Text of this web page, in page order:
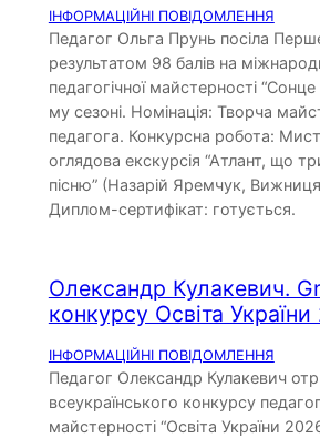
ІНФОРМАЦІЙНІ ПОВІДОМЛЕННЯ
Педагог Ольга Прунь посіла
результатом 98 балів на
педагогічної майстерності
му сезоні. Номінація: Творча
педагога. Конкурсна робота:
оглядова екскурсія “Атлант, що
пісню” (Назарій Яремчук,
Диплом-сертифікат: готується.
Олександр Кулакевич.
конкурсу Освіта
ІНФОРМАЦІЙНІ ПОВІДОМЛЕННЯ
Педагог Олександр Кулакевич
всеукраїнського конкурсу
майстерності “Освіта України